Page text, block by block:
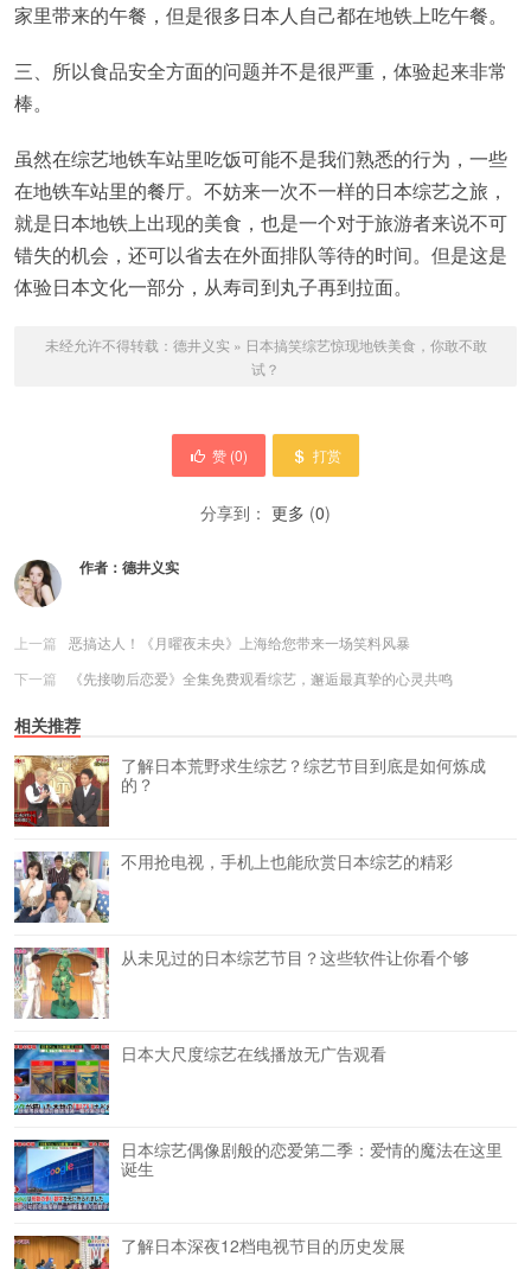
家里带来的午餐，但是很多日本人自己都在地铁上吃午餐。
三、所以食品安全方面的问题并不是很严重，体验起来非常
棒。
虽然在综艺地铁车站里吃饭可能不是我们熟悉的行为，一些
在地铁车站里的餐厅。不妨来一次不一样的日本综艺之旅，
就是日本地铁上出现的美食，也是一个对于旅游者来说不可
错失的机会，还可以省去在外面排队等待的时间。但是这是
体验日本文化一部分，从寿司到丸子再到拉面。
未经允许不得转载： 德井义实 » 日本搞笑综艺惊现地铁美食，你敢不敢
试？
赞 (0) 打赏
分享到： 更多 (0)
作者： 德井义实
上一篇
恶搞达人！《月曜夜未央》上海给您带来一场笑料风暴
下一篇
《先接吻后恋爱》全集免费观看综艺，邂逅最真挚的心灵共鸣
相关推荐
了解日本荒野求生综艺？综艺节目到底是如何炼成
的？
不用抢电视，手机上也能欣赏日本综艺的精彩
从未见过的日本综艺节目？这些软件让你看个够
日本大尺度综艺在线播放无广告观看
日本综艺偶像剧般的恋爱第二季：爱情的魔法在这里
诞生
了解日本深夜12档电视节目的历史发展